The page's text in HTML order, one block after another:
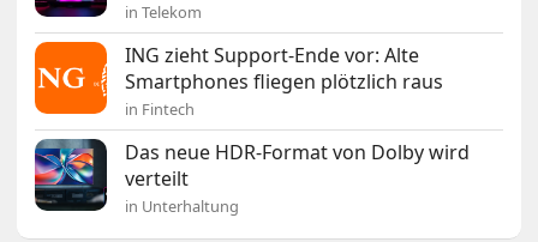
in Telekom
ING zieht Support-Ende vor: Alte
Smartphones fliegen plötzlich raus
in Fintech
Das neue HDR-Format von Dolby wird
verteilt
in Unterhaltung